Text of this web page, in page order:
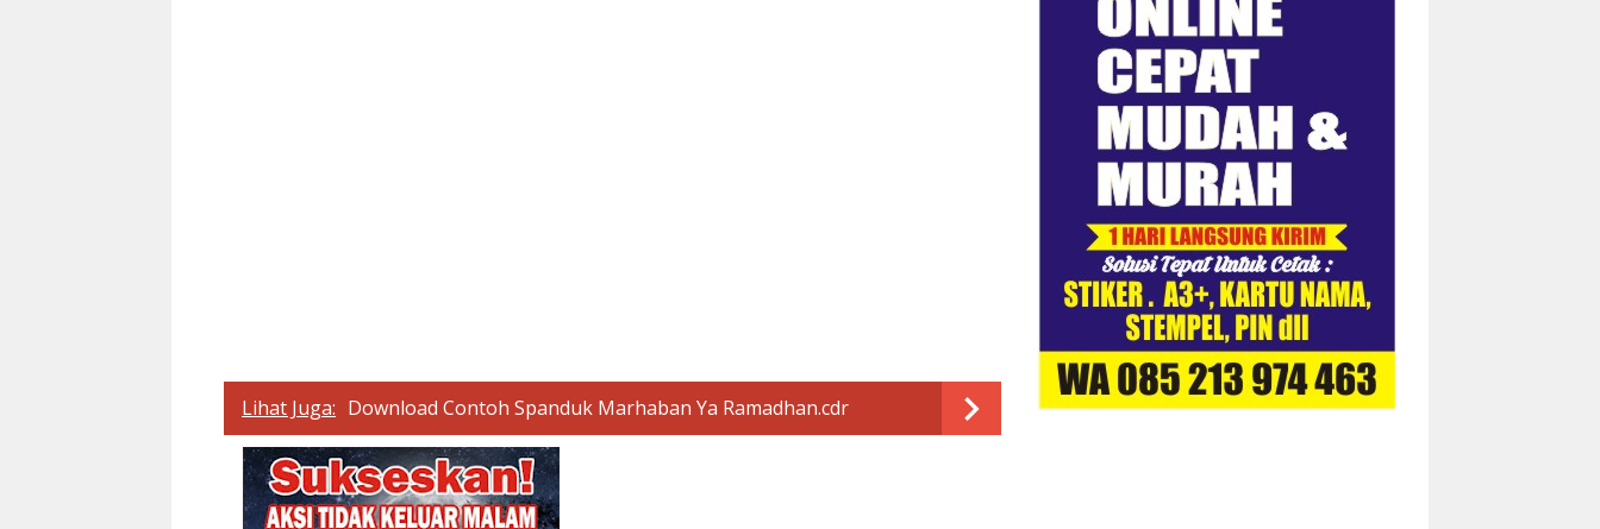
Lihat Juga: Download Contoh Spanduk Marhaban Ya Ramadhan.cdr